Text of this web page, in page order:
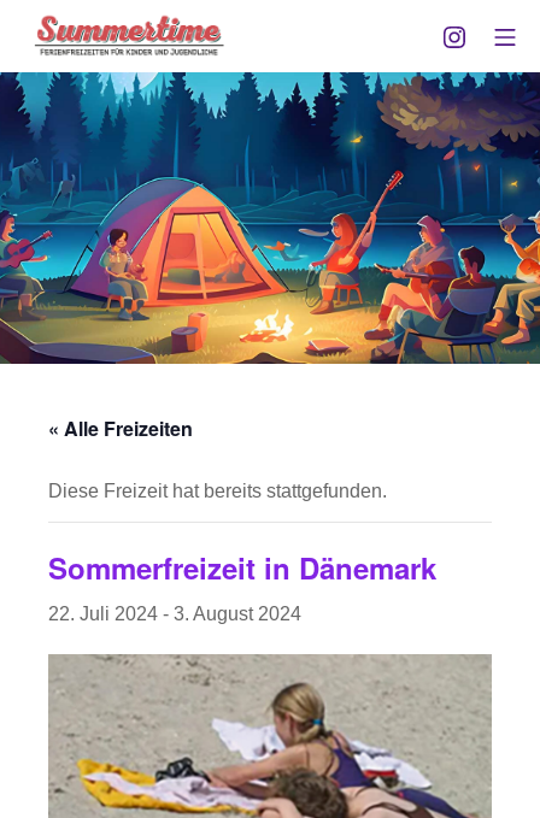
Inhalt
springen
Summertime Göttingen
« Alle Freizeiten
Diese Freizeit hat bereits stattgefunden.
Sommerfreizeit in Dänemark
22. Juli 2024 - 3. August 2024